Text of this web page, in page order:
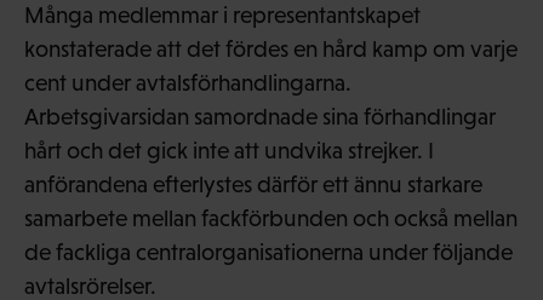
Många medlemmar i representantskapet
konstaterade att det fördes en hård kamp om varje
cent under avtalsförhandlingarna.
Arbetsgivarsidan samordnade sina förhandlingar
hårt och det gick inte att undvika strejker. I
anförandena efterlystes därför ett ännu starkare
samarbete mellan fackförbunden och också mellan
de fackliga centralorganisationerna under följande
avtalsrörelser.